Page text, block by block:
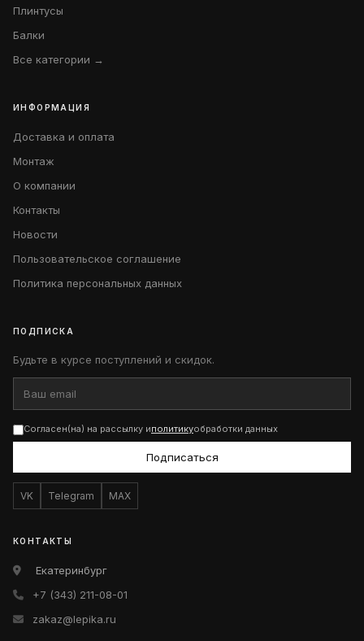
Плинтусы
Балки
Все категории →
ИНФОРМАЦИЯ
Доставка и оплата
Монтаж
О компании
Контакты
Новости
Пользовательское соглашение
Политика персональных данных
ПОДПИСКА
Будьте в курсе поступлений и скидок.
Согласен(на) на рассылку иполитикуобработки данных
Подписаться
VK Telegram MAX
КОНТАКТЫ
Екатеринбург
+7 (343) 211-08-01
zakaz@lepika.ru